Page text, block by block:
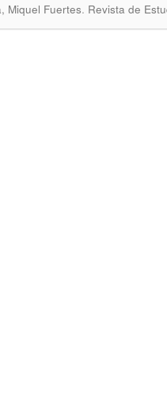
Miquel Fuertes. Revista de